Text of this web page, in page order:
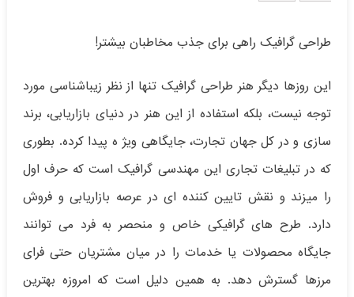
طراحی گرافیک راهی برای جذب مخاطبان بیشتر!
این روزها دیگر هنر طراحی گرافیک تنها از نظر زیباشناسی مورد
توجه نیست، بلکه استفاده از این هنر در دنیای بازاریابی، برند
سازی و در کل جهان تجارت، جایگاهی ویژ ه پیدا کرده. بطوری
که در تبلیغات تجاری این مهندسی گرافیک است که حرف اول
را میزند و نقش تایین کننده ای در عرصه بازاریابی و فروش
دارد. طرح های گرافیکی خاص و منحصر به فرد می توانند
جایگاه محصولات یا خدمات را در میان مشتریان حتی فرای
مرزها گسترش دهد. به همین دلیل است که امروزه بهترین